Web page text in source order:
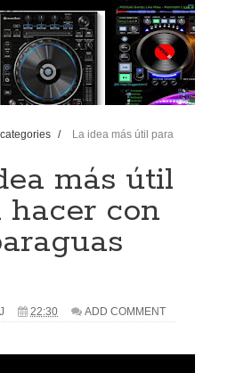
/
La idea más útil para
más útil
hacer con
22:30 ADD COMMENT